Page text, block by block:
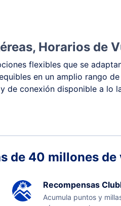
Horarios de
flexibles que se
en un amplio rango
conexión disponible a lo
de 40 millones de
Recompensas
Acumula puntos y